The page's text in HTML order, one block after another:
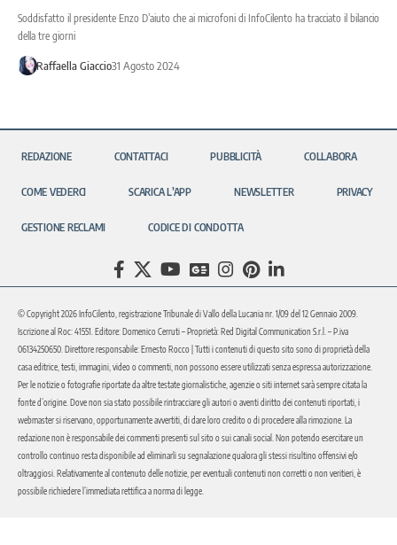
Soddisfatto il presidente Enzo D’aiuto che ai microfoni di InfoCilento ha tracciato il bilancio
della tre giorni
Raffaella Giaccio31 Agosto 2024
REDAZIONE CONTATTACI PUBBLICITÀ COLLABORA
COME VEDERCI SCARICA L’APP NEWSLETTER PRIVACY
GESTIONE RECLAMI CODICE DI CONDOTTA
© Copyright 2026 InfoCilento, registrazione Tribunale di Vallo della Lucania nr. 1/09 del 12 Gennaio 2009.
Iscrizione al Roc: 41551. Editore: Domenico Cerruti – Proprietà: Red Digital Communication S.r.l. – P.iva
06134250650. Direttore responsabile: Ernesto Rocco | Tutti i contenuti di questo sito sono di proprietà della
casa editrice, testi, immagini, video o commenti, non possono essere utilizzati senza espressa autorizzazione.
Per le notizie o fotografie riportate da altre testate giornalistiche, agenzie o siti internet sarà sempre citata la
fonte d’origine. Dove non sia stato possibile rintracciare gli autori o aventi diritto dei contenuti riportati, i
webmaster si riservano, opportunamente avvertiti, di dare loro credito o di procedere alla rimozione. La
redazione non è responsabile dei commenti presenti sul sito o sui canali social. Non potendo esercitare un
controllo continuo resta disponibile ad eliminarli su segnalazione qualora gli stessi risultino offensivi e/o
oltraggiosi. Relativamente al contenuto delle notizie, per eventuali contenuti non corretti o non veritieri, è
possibile richiedere l’immediata rettifica a norma di legge.